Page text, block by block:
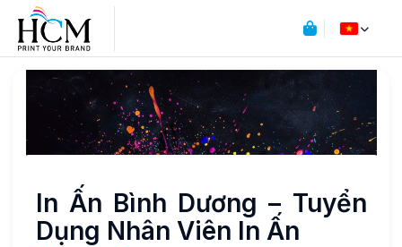
In Ấn Bình Dương – Tuyển
Dụng Nhân Viên In Ấn